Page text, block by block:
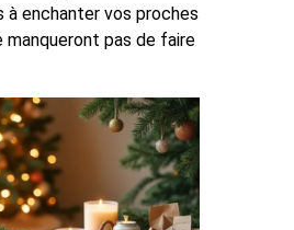
à enchanter vos proches
manqueront pas de faire